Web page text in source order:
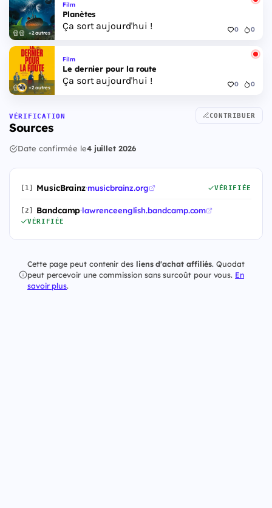
+2 autres
Film
Planètes
Ça sort aujourd'hui ! 0 0
+2 autres
Film
Le dernier pour la route
Ça sort aujourd'hui ! 0 0
VÉRIFICATION
Sources
CONTRIBUER
Date confirmée le4 juillet 2026
[1] MusicBrainz·musicbrainz.org VÉRIFIÉE
[2] Bandcamp·lawrenceenglish.bandcamp.com
VÉRIFIÉE
Cette page peut contenir des liens d'achat affiliés. Quodat
peut percevoir une commission sans surcoût pour vous. En
savoir plus.